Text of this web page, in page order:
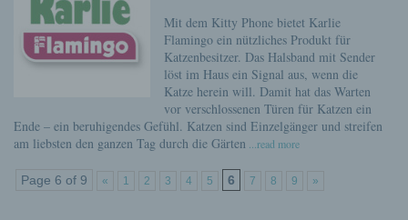
Mit dem Kitty Phone bietet Karlie
Flamingo ein nützliches Produkt für
Katzenbesitzer. Das Halsband mit Sender
löst im Haus ein Signal aus, wenn die
Katze herein will. Damit hat das Warten
vor verschlossenen Türen für Katzen ein
Ende – ein beruhigendes Gefühl. Katzen sind Einzelgänger und streifen
am liebsten den ganzen Tag durch die Gärten ...read more
Page 6 of 9 « 1 2 3 4 5 6 7 8 9 »